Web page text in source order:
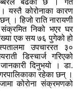
बढेको छ । गत
यस्तै कोरोनाका कारण
हिजो राति नारायणी
निको भएर घर
एक सय ७६ पुगेको हो
उपचाररत ३०
डिस्चार्ज गरिएको
दिनुभयो । डा.
रहेका छन् ।
कोरोना संक्रमणको